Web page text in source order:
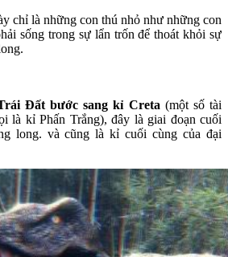
chỉ là những con thú nhỏ như những con
sống trong sự lẩn trốn để thoát khỏi sự
Đất bước sang kỉ Creta (một số tài
là kỉ Phấn Trắng), đây là giai đoạn cuối
long. và cũng là kỉ cuối cùng của đại